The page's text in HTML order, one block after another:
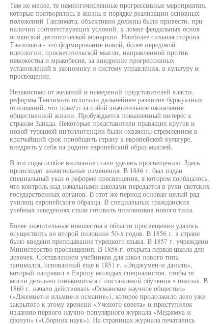
Тем не менее, те немногочисленные прогрессивные мероприятия,
которые претворялись в жизнь в порядке реализации основных
положений Танзимата, объективно должны были привести, при
наличии соответствующих условий, к ломке феодальных основ
османской деспотической монархии. Наиболее сильная сторона
Танзимата - это формирование новой, более передовой
идеологии, просветительской мысли, направленной против
невежества и мракобесия, за внедрение прогрессивных
установлений в экономику и систему управления, в культуру и
просвещение.
Независимо от желаний и намерений представителей власти,
реформы Танзимата отличали дальнейшее развитие буржуазных
отношений, что пове/;о за собой значительное оживление
общественной жизни. Пробуждается повышенный интерес к
странам Запада. Некоторые представители правящих кругов и
новой турецкой интеллигенции были охвачены стремлением в
кратчайший срок приобщить страну к европейской культуре,
внедрить у себя на родине европейский образ мыслей.
В эти годы особое внимание стали уделять просвещению. Здесь
происходят значительные изменения. В 1846 г. был издан
специальный указ о реформе просвещения, в котором сообщалось,
что контроль над начальными школами передается в руки светских
государственных органов. В этот же период основан целый ряд
училищ европейского образца. В специальных гражданских
учебных заведениях стали готовить чиновников нового типа.
Более значительные новшества в области просвещения удалось
осуществить во второй половине 50-х годов. В 1856 г. в стране
было введено преподавание турецкого языка. В 1857 г. учреждено
Министерство просвещения. В 1858 г. открыта первая школа для
девочек. Составлением учебников для школ нового типа
занимался, основанный еще в 1851 г. «Энджумен-и даныш»,
который направил в Европу молодых специалистов, чтобы те
могли детально ознакомиться с постановкой обучения в школах. В
1860 г. начало действовать «Османское научное общество»
(«Джемиет-и ильмие-и османие»), которое продолжило дело уже
закрытого к этому времени «Ученого совета» и приступилок
изданию первого научно-популярного журнала «Меджмуа-и
фюнун» («Сборник наук»). На страницах журнала печатались